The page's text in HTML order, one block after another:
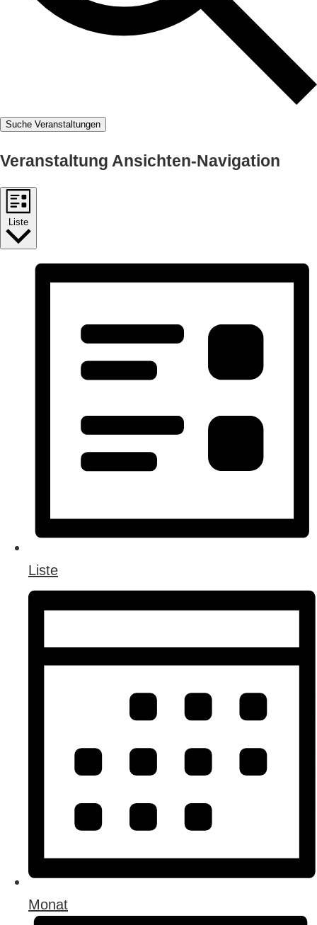
Suche Veranstaltungen
Veranstaltung Ansichten-Navigation
Liste
Liste
Monat